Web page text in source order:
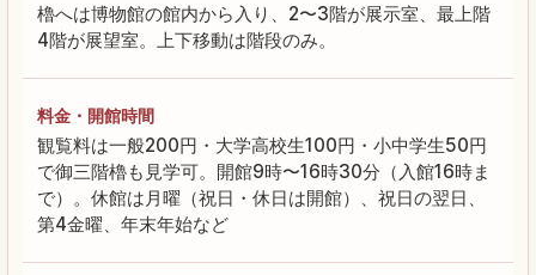
櫓へは博物館の館内から入り、2〜3階が展示室、最上階
4階が展望室。上下移動は階段のみ。
料金・開館時間
観覧料は一般200円・大学高校生100円・小中学生50円
で御三階櫓も見学可。開館9時〜16時30分（入館16時ま
で）。休館は月曜（祝日・休日は開館）、祝日の翌日、
第4金曜、年末年始など